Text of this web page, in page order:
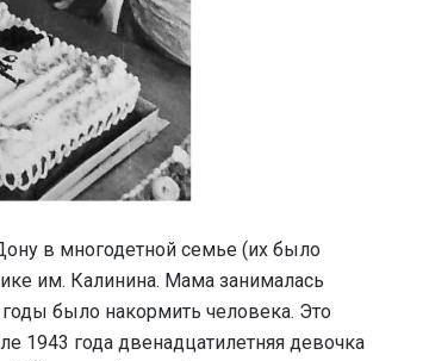
в многодетной семье (их было
им. Калинина. Мама занималась
было накормить человека. Это
1943 года двенадцатилетняя девочка